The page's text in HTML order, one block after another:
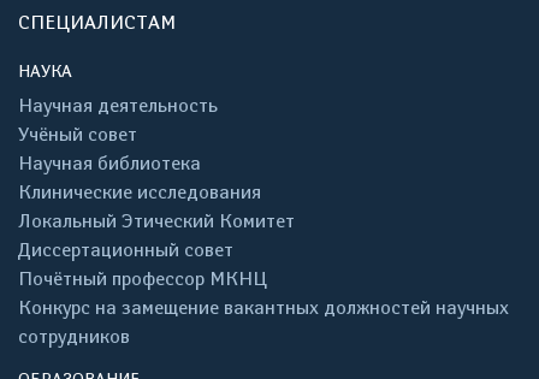
СПЕЦИАЛИСТАМ
НАУКА
Научная деятельность
Учёный совет
Научная библиотека
Клинические исследования
Локальный Этический Комитет
Диссертационный совет
Почётный профессор МКНЦ
Конкурс на замещение вакантных должностей научных
сотрудников